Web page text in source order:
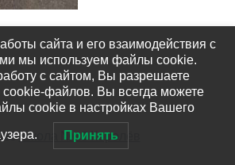
Школа №15 Королёв
сайта и его взаимодействия с
мы используем файлы cookie.
с сайтом, Вы разрешаете
cookie-файлов. Вы всегда можете
cookie в настройках Вашего
Принять